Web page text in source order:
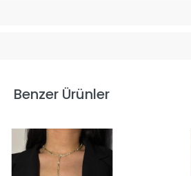
Benzer Ürünler